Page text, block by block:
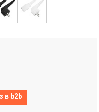
в b2b